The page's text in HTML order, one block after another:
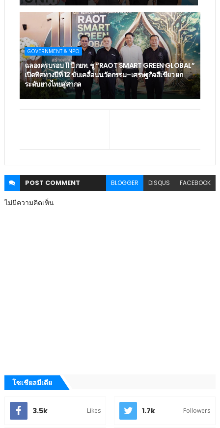
GOVERNMENT & NPO
ฉลองครบรอบ 11 ปี กยท. ชู “RAOT SMART GREEN GLOBAL”
เปิดทิศทางปีที่ 12 ขับเคลื่อนนวัตกรรม–เศรษฐกิจสีเขียว ยก
ระดับยางไทยสู่สากล
POST COMMENT BLOGGER DISQUS FACEBOOK
ไม่มีความคิดเห็น
โซเชียลมีเดีย
3.5k Likes 1.7k Followers